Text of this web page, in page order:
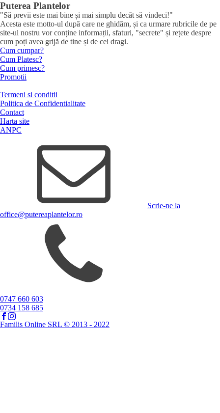
Puterea Plantelor
"Să previi este mai bine și mai simplu decât să vindeci!"
Acesta este motto-ul după care ne ghidăm, și ca urmare rubricile de pe
site-ul nostru vor conține informații, sfaturi, "secrete" și rețete despre
cum poți avea grijă de tine și de cei dragi.
Cum cumpar?
Cum Platesc?
Cum primesc?
Promotii
Termeni si conditii
Politica de Confidentialitate
Contact
Harta site
ANPC
Scrie-ne la
office@putereaplantelor.ro
0747 660 603
0734 158 685
Familis Online SRL © 2013 - 2022